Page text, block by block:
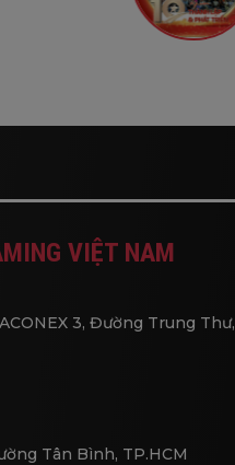
VIỆT NAM
3, Đường Trung Thư,
Tân Bình, TP.HCM